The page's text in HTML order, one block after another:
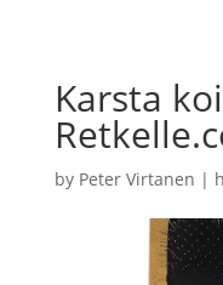
Karsta
by Peter Virtanen |